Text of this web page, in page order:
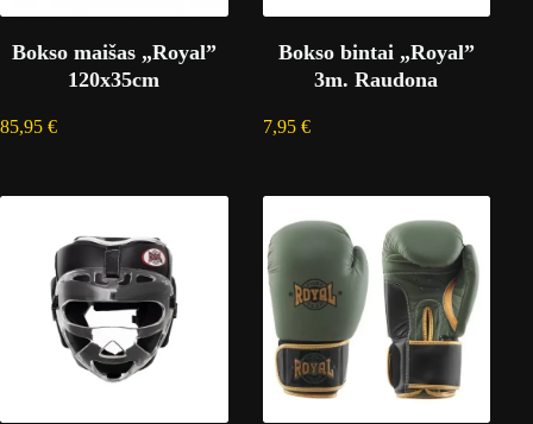
Bokso maišas „Royal”
120x35cm
85,95 €
Bokso bintai „Royal”
3m. Raudona
7,95 €